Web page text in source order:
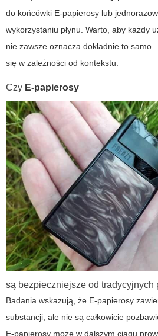
do końcówki E-papierosy lub
wykorzystaniu płynu. Warto, aby każdy
nie zawsze oznacza dokładnie to samo
się w zależności od kontekstu.
Czy E-papierosy
są bezpieczniejsze od tradycyjnych
Badania wskazują, że E-papierosy
substancji, ale nie są całkowicie
E-papierosy może w dalszym ciągu